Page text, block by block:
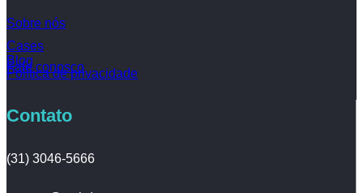
Sobre nós
Cases
Blog
Fale conosco
Política de privacidade
Contato
(31) 3046-5666